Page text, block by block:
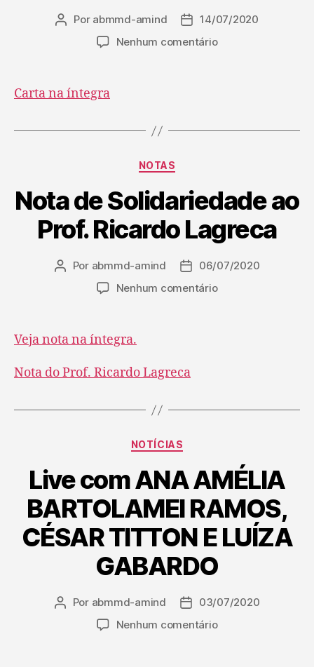
Por abmmd-amind
14/07/2020
Nenhum comentário
Carta na íntegra
NOTAS
Nota de Solidariedade ao
Prof. Ricardo Lagreca
Por abmmd-amind
06/07/2020
Nenhum comentário
Veja nota na íntegra.
Nota do Prof. Ricardo Lagreca
NOTÍCIAS
Live com ANA AMÉLIA
BARTOLAMEI RAMOS,
CÉSAR TITTON E LUÍZA
GABARDO
Por abmmd-amind
03/07/2020
Nenhum comentário